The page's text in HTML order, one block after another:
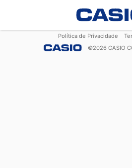
Política de Privacidade
©2026 CASIO